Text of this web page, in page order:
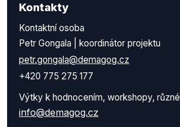
Kontakty
Kontaktní osoba
Petr Gongala | koordinátor projektu
petr.gongala@demagog.cz
+420 775 275 177
Výtky k hodnocením, workshopy, různé
info@demagog.cz